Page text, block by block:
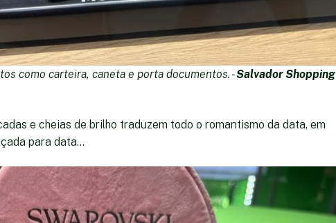
como carteira, caneta e porta documentos. -Salvador Shopping
e cheias de brilho traduzem todo o romantismo da data, em
para data...